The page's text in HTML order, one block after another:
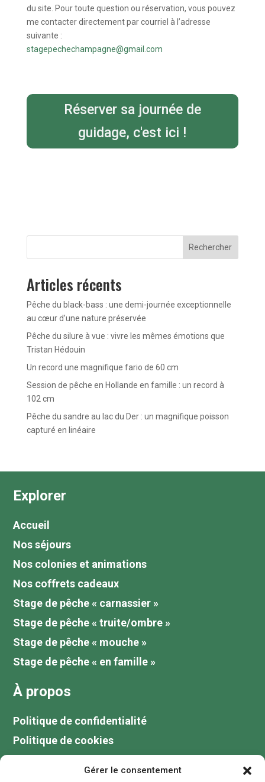
Gérer le consentement
du site. Pour toute question ou réservation, vous pouvez
me contacter directement par courriel à l’adresse
suivante :
stagepechechampagne@gmail.com
Réserver sa journée de
guidage, c'est ici !
Rechercher
Articles récents
Pêche du black-bass : une demi-journée exceptionnelle
au cœur d’une nature préservée
Pêche du silure à vue : vivre les mêmes émotions que
Tristan Hédouin
Un record une magnifique fario de 60 cm
Session de pêche en Hollande en famille : un record à
102 cm
Pêche du sandre au lac du Der : un magnifique poisson
capturé en linéaire
Explorer
Accueil
Nos séjours
Nos colonies et animations
Nos coffrets cadeaux
Stage de pêche « carnassier »
Stage de pêche « truite/ombre »
Stage de pêche « mouche »
Stage de pêche « en famille »
À propos
Politique de confidentialité
Politique de cookies